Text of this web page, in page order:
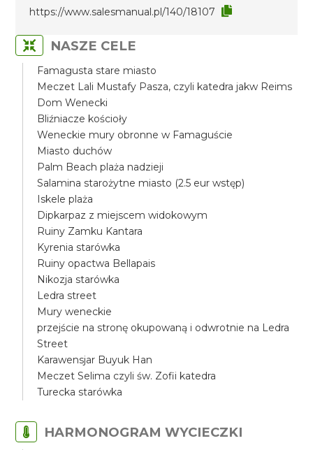
https://www.salesmanual.pl/140/18107
NASZE CELE
Famagusta stare miasto
Meczet Lali Mustafy Pasza, czyli katedra jakw Reims
Dom Wenecki
Bliźniacze kościoły
Weneckie mury obronne w Famaguście
Miasto duchów
Palm Beach plaża nadzieji
Salamina starożytne miasto (2.5 eur wstęp)
Iskele plaża
Dipkarpaz z miejscem widokowym
Ruiny Zamku Kantara
Kyrenia starówka
Ruiny opactwa Bellapais
Nikozja starówka
Ledra street
Mury weneckie
przejście na stronę okupowaną i odwrotnie na Ledra
Street
Karawensjar Buyuk Han
Meczet Selima czyli św. Zofii katedra
Turecka starówka
HARMONOGRAM WYCIECZKI